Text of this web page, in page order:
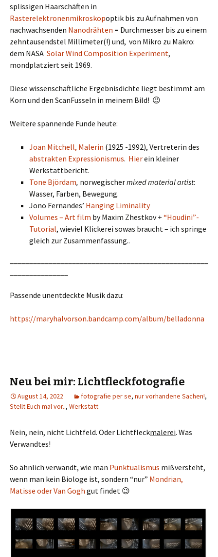
splissigen Haarschäften in
Rasterelektronenmikroskopoptik bis zu Aufnahmen von
nachwachsenden Nanodrähten = Durchmesser bis zu einem
zehntausendstel Millimeter(!) und, von Mikro zu Makro:
dem NASA Solar Wind Composition Experiment,
mondplatziert seit 1969.
Diese wissenschaftliche Ergebnisdichte liegt bestimmt am
Korn und den ScanFusseln in meinem Bild! 😉
Weitere spannende Funde heute:
Joan Mitchell, Malerin (1925 -1992), Vertreterin des
abstrakten Expressionismus. Hierein kleiner
Werkstattbericht.
Tone Björdam, norwegischermixed material artist:
Wasser, Farben, Bewegung.
Jono Fernandes’ Hanging Liminality
Volumes – Art film by Maxim Zhestkov + “Houdini”-
Tutorial, wieviel Klickerei sowas braucht – ich springe
gleich zur Zusammenfassung..
Passende unentdeckte Musik dazu:
https://maryhalvorson.bandcamp.com/album/belladonna
Neu bei mir: Lichtfleckfotografie
August 14, 2022 fotografie per se, nur vorhandene Sachen!,
Stellt Euch mal vor.., Werkstatt
Nein, nein, nicht Lichtfeld. Oder Lichtfleckmalerei. Was
Verwandtes!
So ähnlich verwandt, wie man Punktualismus mißversteht,
wenn man kein Biologe ist, sondern “nur” Mondrian,
Matisse oder Van Gogh gut findet 😉